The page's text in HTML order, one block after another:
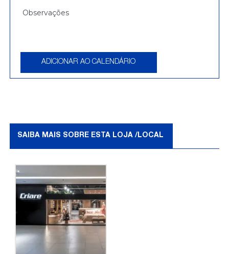
ADICIONAR AO CALENDÁRIO
SAIBA MAIS SOBRE ESTA LOJA /LOCAL